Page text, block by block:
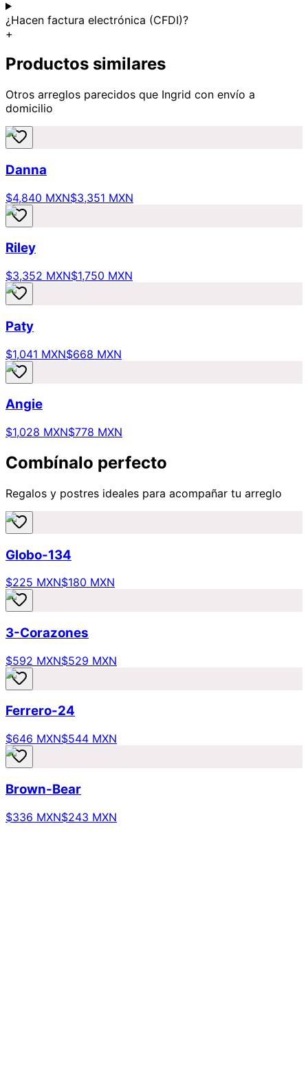
¿Hacen factura electrónica (CFDI)?
+
Productos similares
Otros arreglos parecidos que Ingrid con envío a
domicilio
Danna
$4,840 MXN$3,351 MXN
Riley
$3,352 MXN$1,750 MXN
Paty
$1,041 MXN$668 MXN
Angie
$1,028 MXN$778 MXN
Combínalo perfecto
Regalos y postres ideales para acompañar tu arreglo
Globo-134
$225 MXN$180 MXN
3-Corazones
$592 MXN$529 MXN
Ferrero-24
$646 MXN$544 MXN
Brown-Bear
$336 MXN$243 MXN